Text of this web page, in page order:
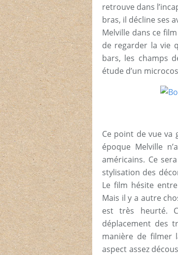
retrouve dans
bras, il décline ses
Melville dans ce
de regarder la vie
bars, les champs
étude d’un
Ce point de vue va
époque Melville
américains. Ce
stylisation des
Le film hésite
Mais il y a autre
est très heurté.
déplacement des
manière de filmer
aspect assez